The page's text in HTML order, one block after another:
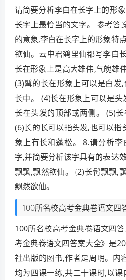
请简要分析李白在长字上的形
长字上最恰当的文字。 参考答
的意象,李白在长字上的形象特
欲仙。云中君鹤里仙都写李白
长在形象上是高大雄伟,气魄雄
(3)髯的长在形象上可以是白发
长中。 (4)长在形象上可以是
长在头发的顶部或两侧。 (5)长
(6)长的长可以指头发,也可以指
象上有长和蓬松。 8.请分析
字,并简要分析该字具有的表达
飘飘,飘然欲仙。 (2)长髯飘飘,
飘然欲仙。
100所名校高考金典卷语文四
100所名校高考金典卷语文四
考金典卷语文四答案大全》是
社出版的图书,作者是周明。内
均为四课一练,共二十课时,以